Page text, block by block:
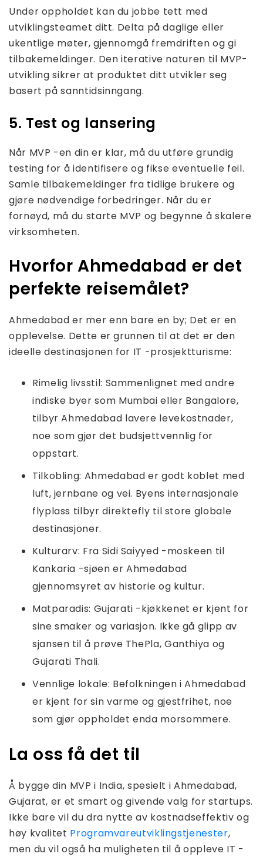
Under oppholdet kan du jobbe tett med
utviklingsteamet ditt. Delta på daglige eller
ukentlige møter, gjennomgå fremdriften og gi
tilbakemeldinger. Den iterative naturen til MVP-
utvikling sikrer at produktet ditt utvikler seg
basert på sanntidsinngang.
5. Test og lansering
Når MVP -en din er klar, må du utføre grundig
testing for å identifisere og fikse eventuelle feil.
Samle tilbakemeldinger fra tidlige brukere og
gjøre nødvendige forbedringer. Når du er
fornøyd, må du starte MVP og begynne å skalere
virksomheten.
Hvorfor Ahmedabad er det
perfekte reisemålet?
Ahmedabad er mer enn bare en by; Det er en
opplevelse. Dette er grunnen til at det er den
ideelle destinasjonen for IT -prosjektturisme:
Rimelig livsstil: Sammenlignet med andre
indiske byer som Mumbai eller Bangalore,
tilbyr Ahmedabad lavere levekostnader,
noe som gjør det budsjettvennlig for
oppstart.
Tilkobling: Ahmedabad er godt koblet med
luft, jernbane og vei. Byens internasjonale
flyplass tilbyr direktefly til store globale
destinasjoner.
Kulturarv: Fra Sidi Saiyyed -moskeen til
Kankaria -sjøen er Ahmedabad
gjennomsyret av historie og kultur.
Matparadis: Gujarati -kjøkkenet er kjent for
sine smaker og variasjon. Ikke gå glipp av
sjansen til å prøve ThePla, Ganthiya og
Gujarati Thali.
Vennlige lokale: Befolkningen i Ahmedabad
er kjent for sin varme og gjestfrihet, noe
som gjør oppholdet enda morsommere.
La oss få det til
Å bygge din MVP i India, spesielt i Ahmedabad,
Gujarat, er et smart og givende valg for startups.
Ikke bare vil du dra nytte av kostnadseffektiv og
høy kvalitet Programvareutviklingstjenester,
men du vil også ha muligheten til å oppleve IT -